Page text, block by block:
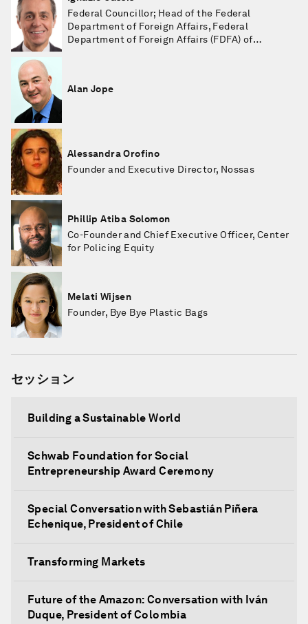
Federal Councillor; Head of the Federal
Department of Foreign Affairs, Federal
Department of Foreign Affairs (FDFA) of
Alan Jope
Alessandra Orofino
Founder and Executive Director, Nossas
Phillip Atiba Solomon
Co-Founder and Chief Executive Officer, Center
for Policing Equity
Melati Wijsen
Founder, Bye Bye Plastic Bags
セッション
Building a Sustainable World
Schwab Foundation for Social
Entrepreneurship Award Ceremony
Special Conversation with Sebastián Piñera
Echenique, President of Chile
Transforming Markets
Future of the Amazon: Conversation with Iván
Duque, President of Colombia